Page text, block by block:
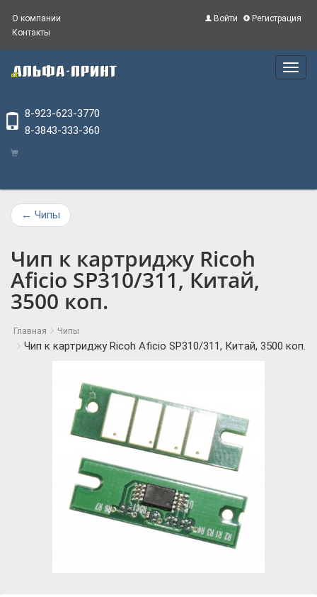
Войти Регистрация
О компании
Контакты
Main
Menu
8-923-623-3770
8-3843-333-360
← Чипы
Чип к картриджу Ricoh
Aficio SP310/311, Китай,
3500 коп.
Главная Чипы
Чип к картриджу Ricoh Aficio SP310/311, Китай, 3500 коп.